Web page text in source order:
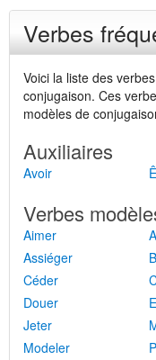
Verbes
Voici la liste des
conjugaison. Ces
modèles de
Auxiliaires
Avoir
Verbes
Aimer
Assiéger
Céder
Douer
Jeter
Modeler